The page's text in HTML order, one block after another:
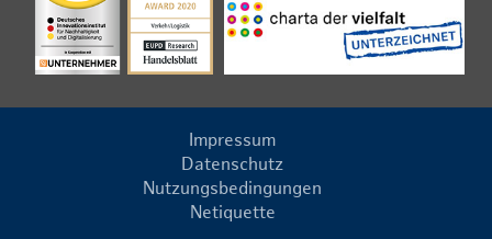
Impressum
Datenschutz
Nutzungsbedingungen
Netiquette